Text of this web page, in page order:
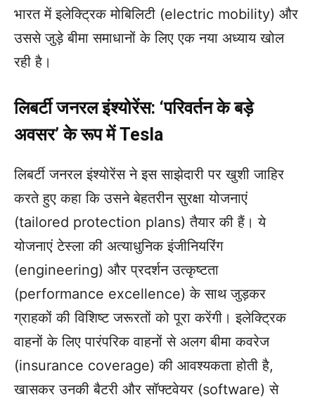
भारत में इलेक्ट्रिक मोबिलिटी (electric mobility) और
उससे जुड़े बीमा समाधानों के लिए एक नया अध्याय खोल
रही है।
लिबर्टी जनरल इंश्योरेंस: ‘परिवर्तन के बड़े
अवसर’ के रूप में Tesla
लिबर्टी जनरल इंश्योरेंस ने इस साझेदारी पर खुशी जाहिर
करते हुए कहा कि उसने बेहतरीन सुरक्षा योजनाएं
(tailored protection plans) तैयार की हैं। ये
योजनाएं टेस्ला की अत्याधुनिक इंजीनियरिंग
(engineering) और प्रदर्शन उत्कृष्टता
(performance excellence) के साथ जुड़कर
ग्राहकों की विशिष्ट जरूरतों को पूरा करेंगी। इलेक्ट्रिक
वाहनों के लिए पारंपरिक वाहनों से अलग बीमा कवरेज
(insurance coverage) की आवश्यकता होती है,
खासकर उनकी बैटरी और सॉफ्टवेयर (software) से